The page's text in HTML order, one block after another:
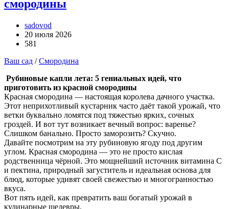
смородины
sadovod
20 июля 2026
581
Ваш сад /Смородина
Рубиновые капли лета: 5 гениальных идей, что
приготовить из красной смородины
Красная смородина — настоящая королева дачного участка.
Этот неприхотливый кустарник часто даёт такой урожай, что
ветки буквально ломятся под тяжестью ярких, сочных
гроздей. И вот тут возникает вечный вопрос: варенье?
Слишком банально. Просто заморозить? Скучно.
Давайте посмотрим на эту рубиновую ягоду под другим
углом. Красная смородина — это не просто кислая
родственница чёрной. Это мощнейший источник витамина С
и пектина, природный загуститель и идеальная основа для
блюд, которые удивят своей свежестью и многогранностью
вкуса.
Вот пять идей, как превратить ваш богатый урожай в
кулинарные шедевры.